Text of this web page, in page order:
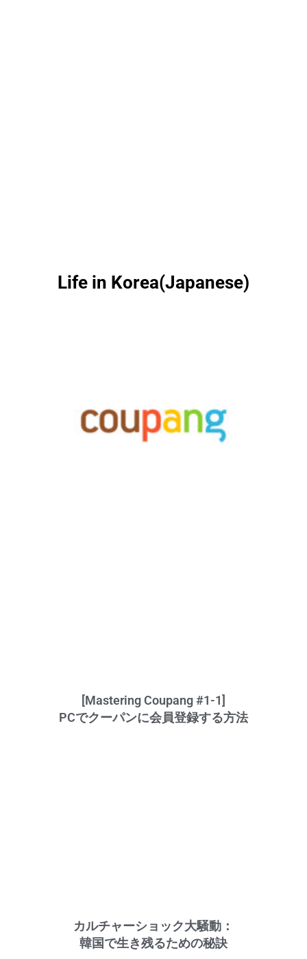
Life in Korea(Japanese)
[Mastering Coupang #1-1]
PCでクーパンに会員登録する方法
カルチャーショック大騒動：
韓国で生き残るための秘訣